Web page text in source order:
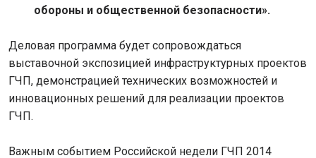
обороны и общественной безопасности».
Деловая программа будет сопровождаться
выставочной экспозицией инфраструктурных проектов
ГЧП, демонстрацией технических возможностей и
инновационных решений для реализации проектов
ГЧП.
Важным событием Российской недели ГЧП 2014